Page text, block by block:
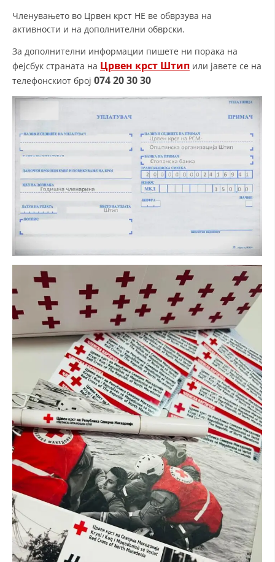
ДИСЕМИНАЦИЈА
MЕЃУНАРОДНО ХУМАНИТАРНО ПРАВО
УПОТРЕБА И ЗАШТИТА НА АМБЛЕМОТ
СОЦИЈАЛНО ХУМАНИТАРНА ДЕЈНОСТ
КАКО ДА ДОНИРАТЕ
ПОДГОТВЕНОСТ И ДЕЈСТВО ПРИ КАТАСТРОФИ
ТИМОВИ НА ООЦК
СПАСИТЕЛНА СТАНИЦА ВОДНО
ПРОЕКТИ – ПОДГОТВЕНОСТ И ДЕЈСТВУВАЊЕ ПРИ КАТАСТРОФИ
ИСТРАЖУВАЊЕ НА ЈАВНО МИСЛЕЊЕ
МЕЃУНАРОДНА СОРАБОТКА
ДОГОВОРИ
ЗНАЧЕЊЕ НА СЛУЖБАТА ЗА БАРАЊЕ
ФОРМУЛАРИ ЗА БАРАЊА
ЗДРАВСТВЕНО ПРЕВЕНТИВНА ДЕЈНОСТ
ПРВА ПОМОШ
КРВОДАРИТЕЛСТВО
ИНФОРМАЦИИ ЗА БОЛЕСТИ
МЕНАЏМЕНТ НА ВОЛОНТЕРИ
ЗА НАС
Членувањето во Црвен крст НЕ ве обврзува на
активности и на дополнителни обврски.
За дополнителни информации пишете ни порака на
фејсбук страната на Црвен крст Штип или јавете се на
телефонскиот број 074 20 30 30